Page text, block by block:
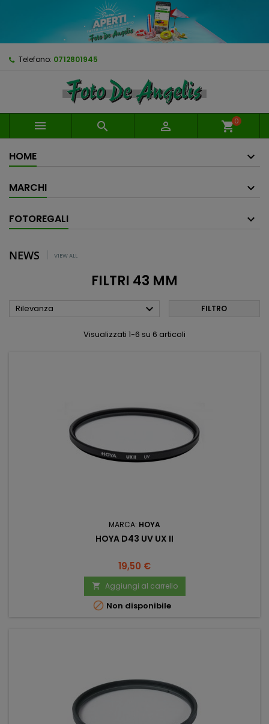
Telefono: 0712801945
   shopping_cart0
HOME
MARCHI
FOTOREGALI
NEWS VIEW ALL
FILTRI 43 MM
Rilevanza  FILTRO
Visualizzati 1-6 su 6 articoli
MARCA: HOYA
HOYA D43 UV UX II
Prezzo
19,50 €
 Aggiungi al carrello
 Non disponibile